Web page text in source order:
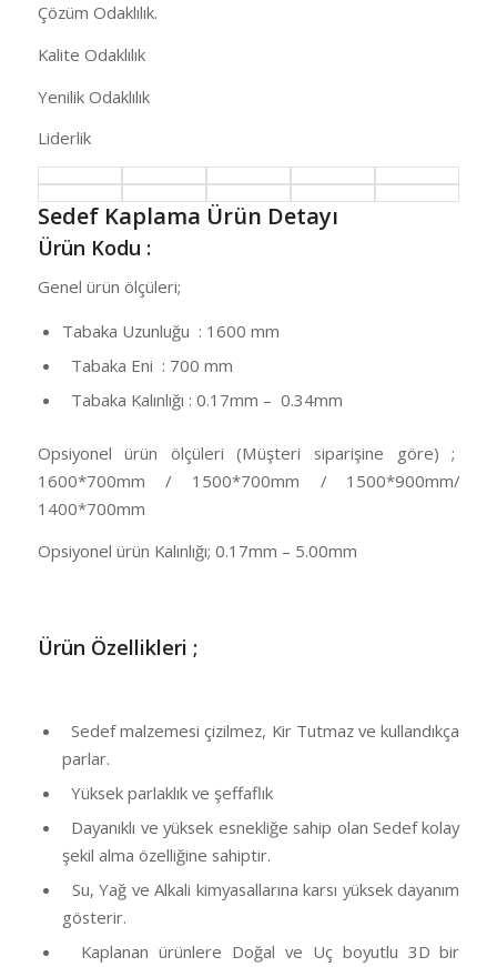
Çözüm Odaklılık.
Kalite Odaklılık
Yenilik Odaklılık
Liderlik
Sedef Kaplama Ürün Detayı
Ürün Kodu :
Genel ürün ölçüleri;
Tabaka Uzunluğu : 1600 mm
Tabaka Eni : 700 mm
Tabaka Kalınlığı : 0.17mm – 0.34mm
Opsiyonel ürün ölçüleri (Müşteri siparişine göre) ;
1600*700mm / 1500*700mm / 1500*900mm/
1400*700mm
Opsiyonel ürün Kalınlığı; 0.17mm – 5.00mm
Ürün Özellikleri ;
Sedef malzemesi çizilmez, Kir Tutmaz ve kullandıkça
parlar.
Yüksek parlaklık ve şeffaflık
Dayanıklı ve yüksek esnekliğe sahip olan Sedef kolay
şekil alma özelliğine sahiptir.
Su, Yağ ve Alkali kimyasallarına karsı yüksek dayanım
gösterir.
Kaplanan ürünlere Doğal ve Uç boyutlu 3D bir